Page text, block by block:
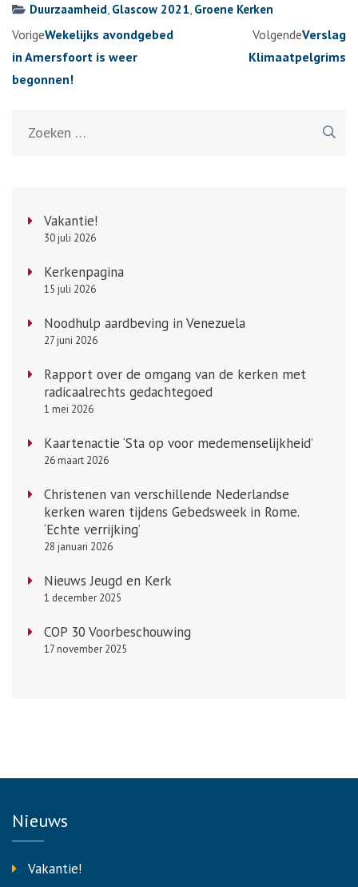
Duurzaamheid, Glascow 2021, Groene Kerken
Berichtennavigatie
VorigeWekelijks avondgebed
in Amersfoort is weer
begonnen!
VolgendeVerslag
Klimaatpelgrims
Vakantie!
30 juli 2026
Kerkenpagina
15 juli 2026
Noodhulp aardbeving in Venezuela
27 juni 2026
Rapport over de omgang van de kerken met
radicaalrechts gedachtegoed
1 mei 2026
Kaartenactie ‘Sta op voor medemenselijkheid’
26 maart 2026
Christenen van verschillende Nederlandse
kerken waren tijdens Gebedsweek in Rome.
‘Echte verrijking’
28 januari 2026
Nieuws Jeugd en Kerk
1 december 2025
COP 30 Voorbeschouwing
17 november 2025
Nieuws
Vakantie!